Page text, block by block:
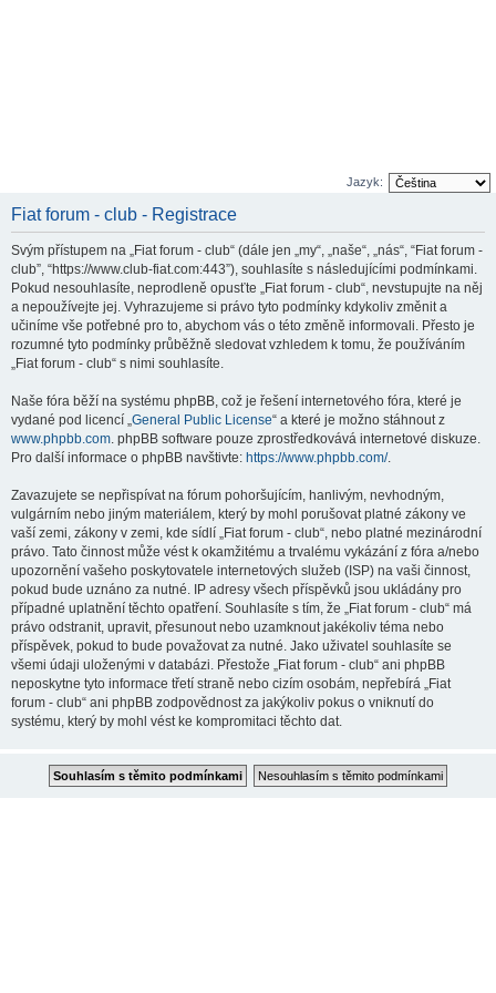
Jazyk:
Fiat forum - club - Registrace
Svým přístupem na „Fiat forum - club“ (dále jen „my“, „naše“, „nás“, “Fiat forum -
club”, “https://www.club-fiat.com:443”), souhlasíte s následujícími podmínkami.
Pokud nesouhlasíte, neprodleně opusťte „Fiat forum - club“, nevstupujte na něj
a nepoužívejte jej. Vyhrazujeme si právo tyto podmínky kdykoliv změnit a
učiníme vše potřebné pro to, abychom vás o této změně informovali. Přesto je
rozumné tyto podmínky průběžně sledovat vzhledem k tomu, že používáním
„Fiat forum - club“ s nimi souhlasíte.
Naše fóra běží na systému phpBB, což je řešení internetového fóra, které je
vydané pod licencí „General Public License“ a které je možno stáhnout z
www.phpbb.com. phpBB software pouze zprostředkovává internetové diskuze.
Pro další informace o phpBB navštivte: https://www.phpbb.com/.
Zavazujete se nepřispívat na fórum pohoršujícím, hanlivým, nevhodným,
vulgárním nebo jiným materiálem, který by mohl porušovat platné zákony ve
vaší zemi, zákony v zemi, kde sídlí „Fiat forum - club“, nebo platné mezinárodní
právo. Tato činnost může vést k okamžitému a trvalému vykázání z fóra a/nebo
upozornění vašeho poskytovatele internetových služeb (ISP) na vaši činnost,
pokud bude uznáno za nutné. IP adresy všech příspěvků jsou ukládány pro
případné uplatnění těchto opatření. Souhlasíte s tím, že „Fiat forum - club“ má
právo odstranit, upravit, přesunout nebo uzamknout jakékoliv téma nebo
příspěvek, pokud to bude považovat za nutné. Jako uživatel souhlasíte se
všemi údaji uloženými v databázi. Přestože „Fiat forum - club“ ani phpBB
neposkytne tyto informace třetí straně nebo cizím osobám, nepřebírá „Fiat
forum - club“ ani phpBB zodpovědnost za jakýkoliv pokus o vniknutí do
systému, který by mohl vést ke kompromitaci těchto dat.